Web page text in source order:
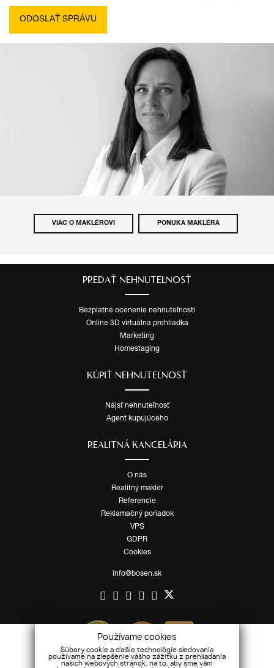
Používame cookies
Súbory cookie a ďalšie technológie sledovania
používame na zlepšenie vášho zážitku z prehliadania
našich webových stránok, na to, aby sme vám
VIAC O MAKLÉROVI PONUKA MAKLÉRA
PREDAŤ NEHNUTEĽNOSŤ
Bezplatné ocenenie nehnuteľnosti
Online 3D virtuálna prehliadka
Marketing
Homestaging
KÚPIŤ NEHNUTEĽNOSŤ
Nájsť nehnuteľnosť
Agent kupujúceho
REALITNÁ KANCELÁRIA
O nás
Realitný maklér
Referencie
Reklamačný poriadok
VPS
GDPR
Cookies
info@bosen.sk